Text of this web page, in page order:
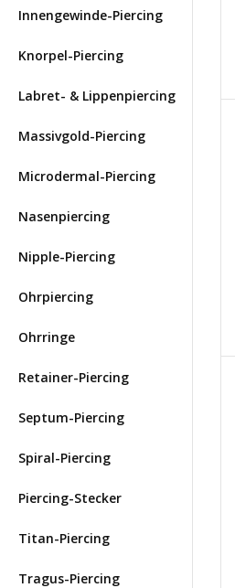
Innengewinde-Piercing
Knorpel-Piercing
Labret- & Lippenpiercing
Massivgold-Piercing
Microdermal-Piercing
Nasenpiercing
Nipple-Piercing
Ohrpiercing
Ohrringe
Retainer-Piercing
Septum-Piercing
Spiral-Piercing
Piercing-Stecker
Titan-Piercing
Tragus-Piercing